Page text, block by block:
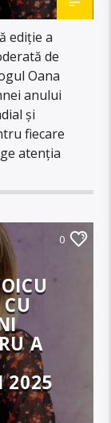
ediție a
de
Oana
anului
și
fiecare
atenția
0
A
2025